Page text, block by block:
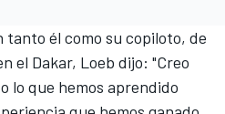
tanto él como su copiloto, de
el Dakar, Loeb dijo: "Creo
lo que hemos aprendido